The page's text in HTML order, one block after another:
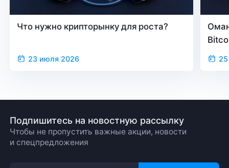
Что нужно крипторынку для роста?
23 июля 2026
Подпишитесь на новостную рассылку
Чтобы не пропустить важные акции, новости
и спецпредложения